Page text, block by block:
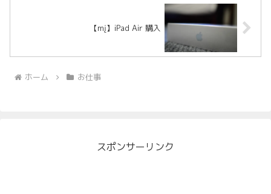
【mį】iPad Air 購入
ホーム お仕事
スポンサーリンク